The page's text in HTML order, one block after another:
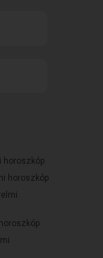
horoszkóp
horoszkóp